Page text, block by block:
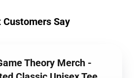
Customers Say
Theory Merch -